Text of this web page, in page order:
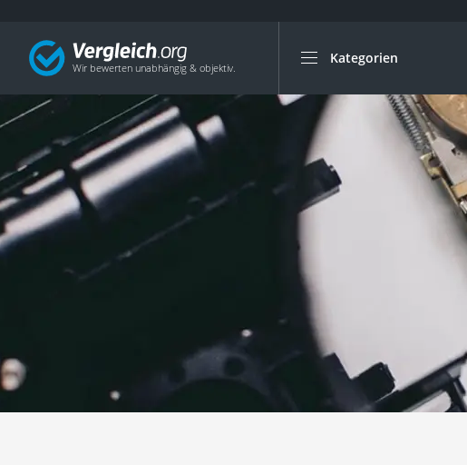
Kategorien
Die beliebtesten
Auto & Motor
Fahrradträger-
Fahrradträger
Fahrradträger
Fahrradträger 3 Fahrräder
Benzinkanister (20 l)
Dashcam
Benzinkanister
Marderschreck